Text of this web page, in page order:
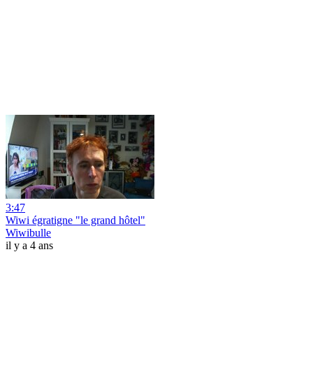
3:47
Wiwi égratigne "le grand hôtel"
Wiwibulle
il y a 4 ans